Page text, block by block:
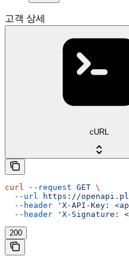
고객 상세
cURL
curl --request GET \
  --url
https://
  --header
'X-API-Key:
  --header
'X-Signature:
200